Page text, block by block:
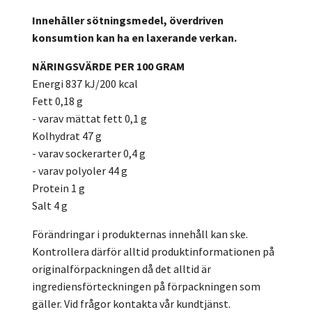
Innehåller sötningsmedel, överdriven
konsumtion kan ha en laxerande verkan.
NÄRINGSVÄRDE PER 100 GRAM
Energi 837 kJ/200 kcal
Fett 0,18 g
- varav mättat fett 0,1 g
Kolhydrat 47 g
- varav sockerarter 0,4 g
- varav polyoler 44 g
Protein 1 g
Salt 4 g
Förändringar i produkternas innehåll kan ske.
Kontrollera därför alltid produktinformationen på
originalförpackningen då det alltid är
ingrediensförteckningen på förpackningen som
gäller. Vid frågor kontakta vår kundtjänst.